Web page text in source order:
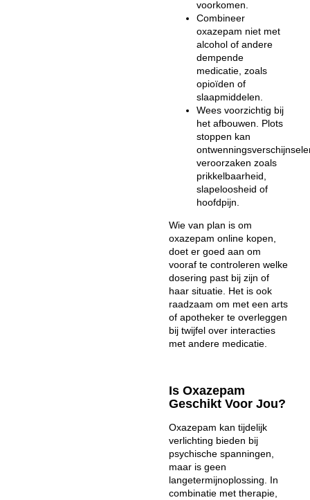
voorkomen.
Combineer
oxazepam niet met
alcohol of andere
dempende
medicatie, zoals
opioïden of
slaapmiddelen.
Wees voorzichtig bij
het afbouwen. Plots
stoppen kan
veroorzaken zoals
prikkelbaarheid,
slapeloosheid of
hoofdpijn.
Wie van plan is om
oxazepam online kopen,
doet er goed aan om
vooraf te controleren welke
dosering past bij zijn of
haar situatie. Het is ook
raadzaam om met een arts
of apotheker te overleggen
bij twijfel over interacties
met andere medicatie.
Is Oxazepam
Geschikt Voor Jou?
Oxazepam kan tijdelijk
verlichting bieden bij
psychische spanningen,
maar is geen
langetermijnoplossing. In
combinatie met therapie,